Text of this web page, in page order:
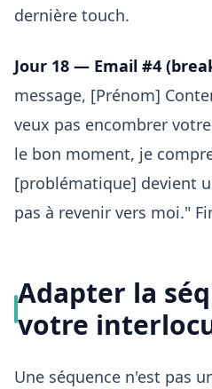
dernière touch.
Jour 18 — Email #4
message, [Prénom]
veux pas encombrer
le bon moment, je
[problématique] devient
pas à revenir vers moi."
Adapter la
votre
Une séquence n'est pas